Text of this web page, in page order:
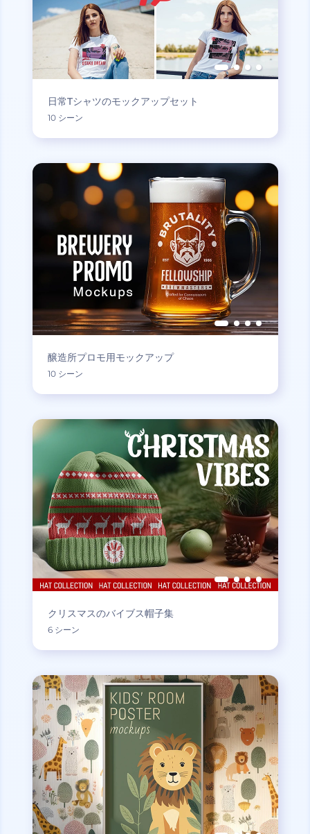
日常Tシャツのモックアップセット
10 シーン
醸造所プロモ用モックアップ
10 シーン
クリスマスのバイブス帽子集
6 シーン